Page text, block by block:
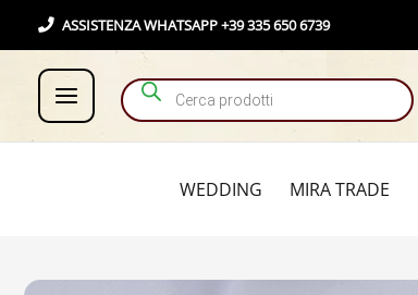
contenuto
ASSISTENZA WHATSAPP +39 335 650 6739
Products search
WEDDING MIRA TRADE